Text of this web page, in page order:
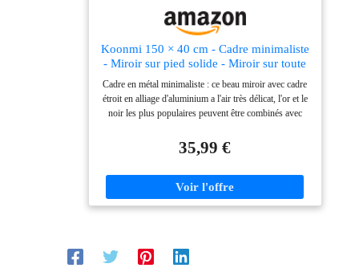
Koonmi 150 × 40 cm - Cadre minimaliste
- Miroir sur pied solide - Miroir sur toute
la longueur - Miroir léger sur toute la
longueur - À suspendre au mur
horizontalement ou verticalement - Doré
Cadre en métal minimaliste : ce beau miroir avec cadre
étroit en alliage d'aluminium a l'air très délicat, l'or et le
noir les plus populaires peuvent être combinés avec
simple et pratique deviendra un accessoire
indispensable dans votre chambre Verre durable: par
longueur utilisent notre verre technique spécial pour
une excellente résistance aux dommages et une
grande zone de vision, peu d'espace dans le couloir ou
35,99 €